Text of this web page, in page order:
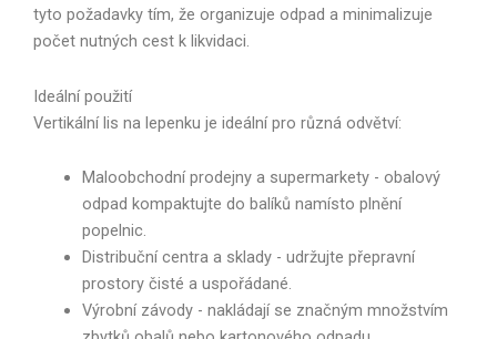
tyto požadavky tím, že organizuje odpad a minimalizuje
počet nutných cest k likvidaci.
Ideální použití
Vertikální lis na lepenku je ideální pro různá odvětví:
Maloobchodní prodejny a supermarkety - obalový
odpad kompaktujte do balíků namísto plnění
popelnic.
Distribuční centra a sklady - udržujte přepravní
prostory čisté a uspořádané.
Výrobní závody - nakládají se značným množstvím